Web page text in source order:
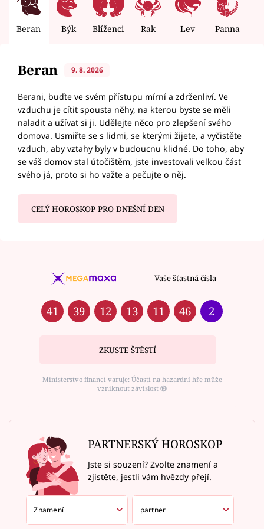
Beran Býk Blíženci Rak Lev Panna
Beran 9. 8. 2026
Berani, buďte ve svém přístupu mírní a zdrženliví. Ve
vzduchu je cítit spousta něhy, na kterou byste se měli
naladit a užívat si ji. Udělejte něco pro zlepšení svého
domova. Usmiřte se s lidmi, se kterými žijete, a vyčistěte
vzduch, aby vztahy byly v budoucnu klidné. Do toho, aby
se váš domov stal útočištěm, jste investovali velkou část
svého já, proto si ho važte a pečujte o něj.
CELÝ HOROSKOP PRO DNEŠNÍ DEN
Vaše šťastná čísla
41 39 12 13 11 46 2
ZKUSTE ŠTĚSTÍ
Ministerstvo financí varuje: Účastí na hazardní hře může
vzniknout závislost ⑱
PARTNERSKÝ HOROSKOP
Jste si souzení? Zvolte znamení a
zjistěte, jestli vám hvězdy přejí.